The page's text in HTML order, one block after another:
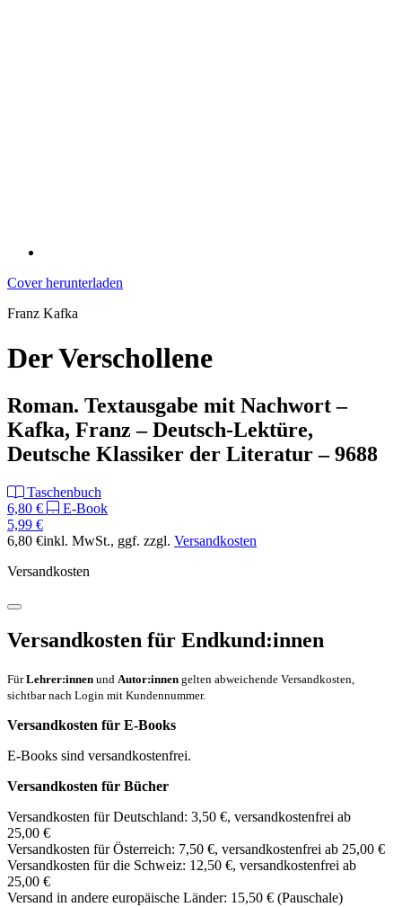
Cover herunterladen
Franz Kafka
Der Verschollene
Roman. Textausgabe mit Nachwort –
Kafka, Franz – Deutsch-Lektüre,
Deutsche Klassiker der Literatur – 9688
Taschenbuch
6,80 €
E-Book
5,99 €
6,80 €inkl. MwSt., ggf. zzgl. Versandkosten
Versandkosten
Versandkosten für Endkund:innen
FürLehrer:innen und Autor:innen gelten abweichende Versandkosten,
sichtbar nach Login mit Kundennummer.
Versandkosten für E-Books
E-Books sind versandkostenfrei.
Versandkosten für Bücher
Versandkosten für Deutschland: 3,50 €, versandkostenfrei ab
25,00 €
Versandkosten für Österreich: 7,50 €, versandkostenfrei ab 25,00 €
Versandkosten für die Schweiz: 12,50 €, versandkostenfrei ab
25,00 €
Versand in andere europäische Länder: 15,50 € (Pauschale)